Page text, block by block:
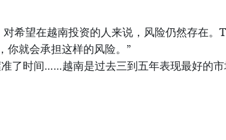
希望在越南投资的人来说，风险仍然存在。
你就会承担这样的风险。”
了时间……越南是过去三到五年表现最好的市